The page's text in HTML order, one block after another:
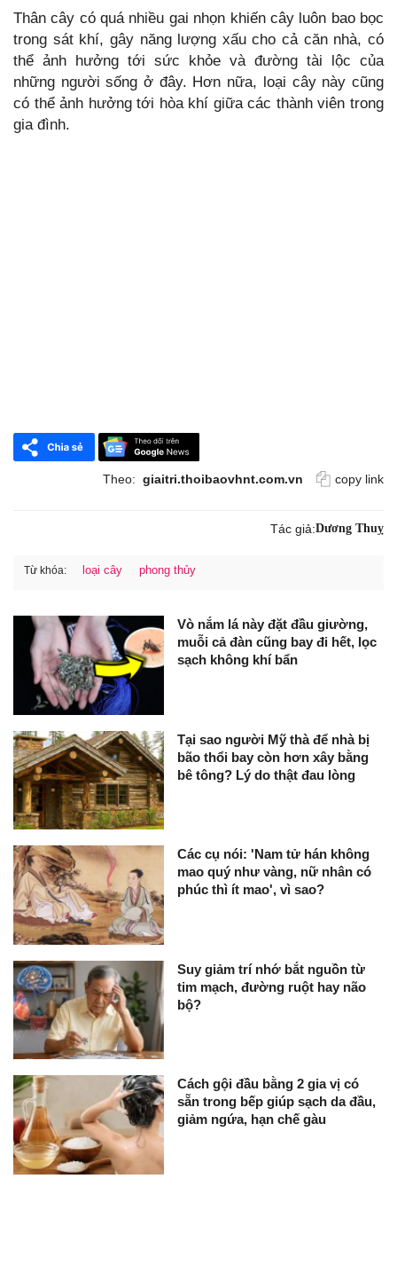
Thân cây có quá nhiều gai nhọn khiến cây luôn bao bọc
trong sát khí, gây năng lượng xấu cho cả căn nhà, có
thể ảnh hưởng tới sức khỏe và đường tài lộc của
những người sống ở đây. Hơn nữa, loại cây này cũng
có thể ảnh hưởng tới hòa khí giữa các thành viên trong
gia đình.
Theo: giaitri.thoibaovhnt.com.vn copy link
Tác giả:Dương Thuỵ
Từ khóa: loại cây phong thủy
Vò nắm lá này đặt đầu giường,
muỗi cả đàn cũng bay đi hết, lọc
sạch không khí bẩn
Tại sao người Mỹ thà để nhà bị
bão thổi bay còn hơn xây bằng
bê tông? Lý do thật đau lòng
Các cụ nói: 'Nam tử hán không
mao quý như vàng, nữ nhân có
phúc thì ít mao', vì sao?
Suy giảm trí nhớ bắt nguồn từ
tim mạch, đường ruột hay não
bộ?
Cách gội đầu bằng 2 gia vị có
sẵn trong bếp giúp sạch da đầu,
giảm ngứa, hạn chế gàu